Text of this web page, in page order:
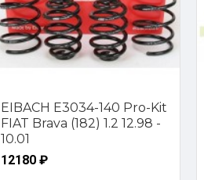
EIBACH E3034-140 Pro-Kit
FIAT Brava (182) 1.2 12.98 -
10.01
12180 ₽